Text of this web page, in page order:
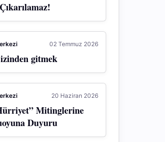
02 Temmuz 2026
gitmek
20 Haziran 2026
Mitinglerine
Duyuru